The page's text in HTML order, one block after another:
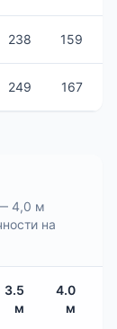
238 159
249 167
— 4,0 м
на
3.5
м
4.0
м